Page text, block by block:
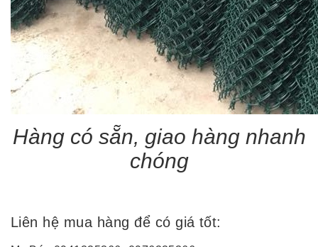
Hàng có sẵn, giao hàng nhanh
chóng
Liên hệ mua hàng để có giá tốt: